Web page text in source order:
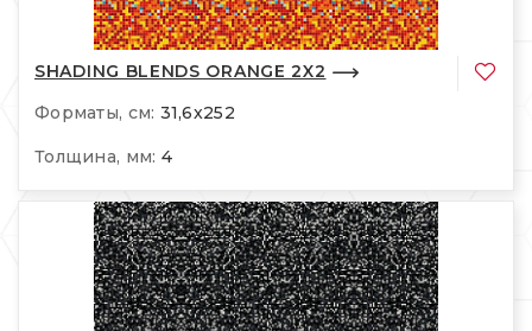
SHADING BLENDS ORANGE 2X2
Форматы, см: 31,6x252
Толщина, мм: 4